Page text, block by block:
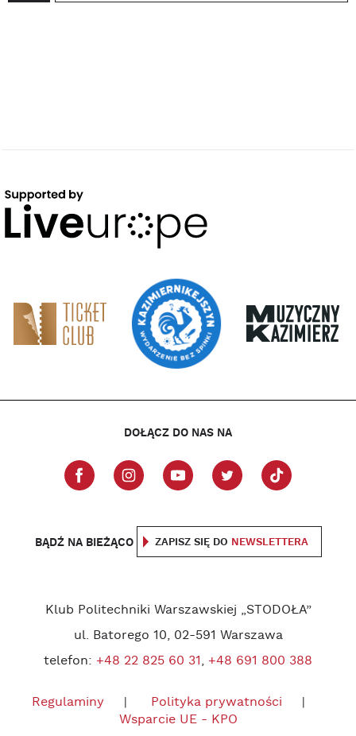
DOŁĄCZ DO NAS NA
BĄDŹ NA BIEŻĄCO ZAPISZ SIĘ DO NEWSLETTERA
Klub Politechniki Warszawskiej „STODOŁA”
ul. Batorego 10, 02-591 Warszawa
telefon: +48 22 825 60 31, +48 691 800 388
Regulaminy
Polityka prywatności
Wsparcie UE - KPO